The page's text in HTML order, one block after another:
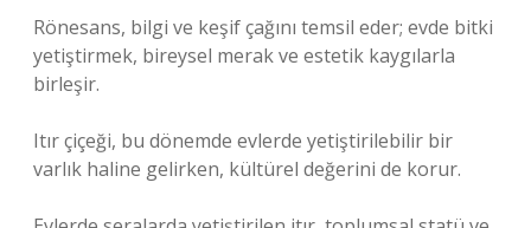
Rönesans, bilgi ve keşif çağını temsil eder; evde bitki
yetiştirmek, bireysel merak ve estetik kaygılarla
birleşir.
Itır çiçeği, bu dönemde evlerde yetiştirilebilir bir
varlık haline gelirken, kültürel değerini de korur.